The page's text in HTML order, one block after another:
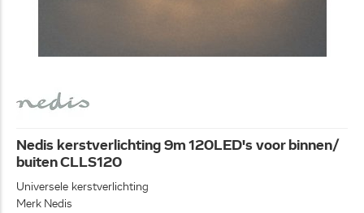
Nedis kerstverlichting 9m 120LED's voor binnen/
buiten CLLS120
Universele kerstverlichting
Merk Nedis